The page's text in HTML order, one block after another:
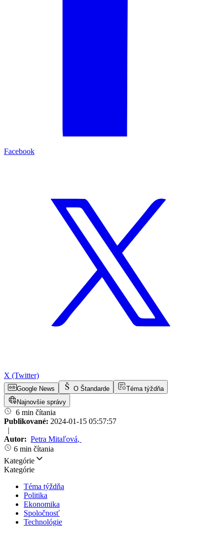
Facebook
X (Twitter)
Google News O Štandarde
Téma týždňa
Najnovšie správy
6 min čítania
Publikované: 2024-01-15 05:57:57
|
Autor: Petra Mitaľová,
6 min čítania
Kategórie
Kategórie
Téma týždňa
Politika
Ekonomika
Spoločnosť
Technológie